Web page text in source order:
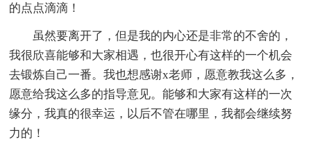
的点点滴滴！
虽然要离开了，但是我的内心还是非常的不舍的，
我很欣喜能够和大家相遇，也很开心有这样的一个机会
去锻炼自己一番。我也想感谢x老师，愿意教我这么多，
愿意给我这么多的指导意见。能够和大家有这样的一次
缘分，我真的很幸运，以后不管在哪里，我都会继续努
力的！